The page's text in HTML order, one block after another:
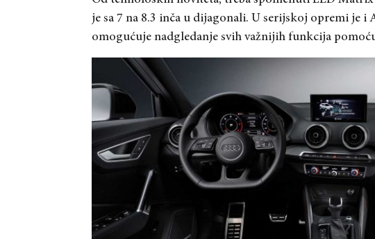
je sa 7 na 8.3 inča u dijagonali. U serijskoj opremi je
omogućuje nadgledanje svih važnijih funkcija